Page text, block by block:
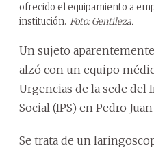
ofrecido el equipamiento a
institución. Foto: Gentileza.
Un sujeto
alzó con un equipo
Urgencias de la sede
Social (IPS) en Pedro
Se trata de un